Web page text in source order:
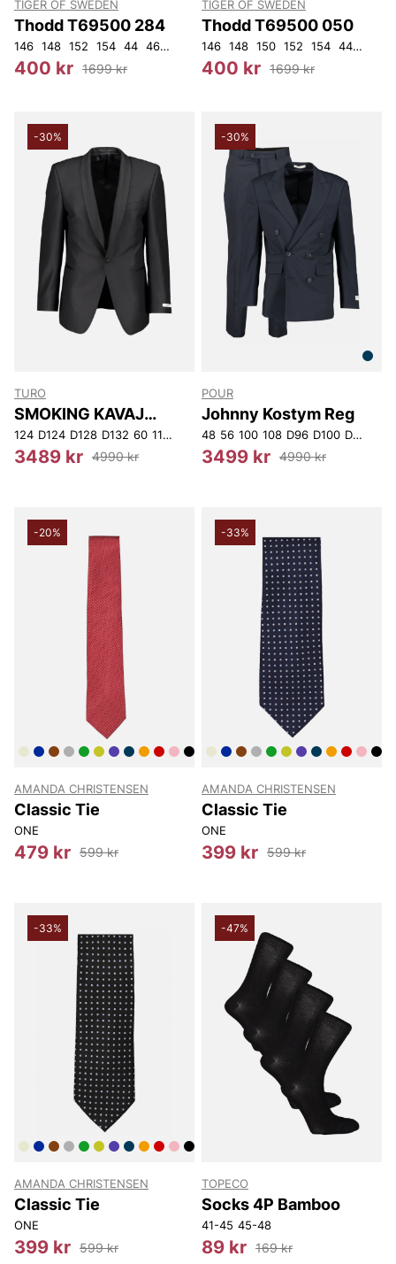
TIGER OF SWEDEN
Thodd T69500 284
146 148 152 154 44 46 48 50 52 54 56 92 104
400 kr 1699 kr
TIGER OF SWEDEN
Thodd T69500 050
146 148 150 152 154 44 46
400 kr 1699 kr
-30%
TURO
SMOKING KAVAJ
NORMAL FIT
124 D124 D128 D132 60 116 D120 D96 D100 D104 D108 D112
3489 kr 4990 kr
-30%
POUR
Johnny Kostym Reg
48 56 100 108 D96 D100 D104
3499 kr 4990 kr
-20%
AMANDA CHRISTENSEN
Classic Tie
ONE
479 kr 599 kr
-33%
AMANDA CHRISTENSEN
Classic Tie
ONE
399 kr 599 kr
-33%
AMANDA CHRISTENSEN
Classic Tie
ONE
399 kr 599 kr
-47%
TOPECO
Socks 4P Bamboo
41-45 45-48
89 kr 169 kr